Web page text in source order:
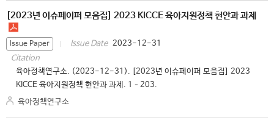
[2023년 이슈페이퍼 모음집] 2023 KICCE 육아지원정책 현안과 과제
Issue Paper Issue Date 2023-12-31
Citation
육아정책연구소. (2023-12-31). [2023년 이슈페이퍼 모음집] 2023
KICCE 육아지원정책 현안과 과제. 1–203.
육아정책연구소